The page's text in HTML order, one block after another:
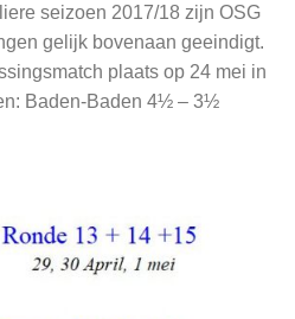
seizoen 2017/18 zijn OSG
gelijk bovenaan geeindigt.
plaats op 24 mei in
Baden-Baden 4½ – 3½